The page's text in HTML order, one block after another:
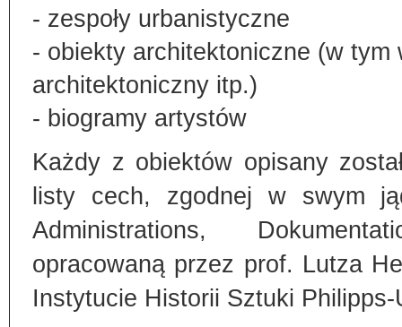
- zespoły urbanistyczne
- obiekty architektoniczne (w
architektoniczny itp.)
- biogramy artystów
Każdy z obiektów opisany
listy cech, zgodnej w swym
Administrations,
opracowaną przez prof. Lutza
Instytucie Historii Sztuki